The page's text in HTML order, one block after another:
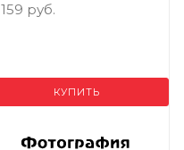
159 руб.
КУПИТЬ